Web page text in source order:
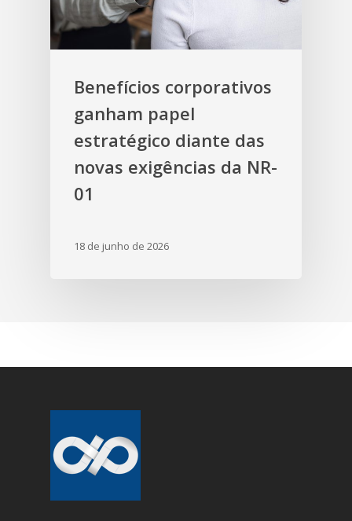
Benefícios corporativos
ganham papel
estratégico diante das
novas exigências da NR-
01
18 de junho de 2026